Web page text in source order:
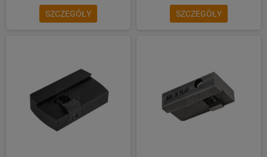
SZCZEGÓŁY SZCZEGÓŁY